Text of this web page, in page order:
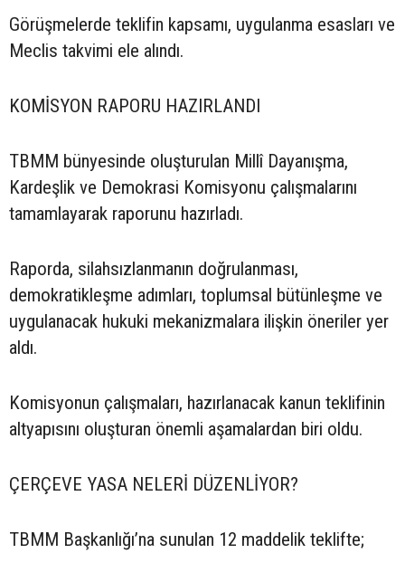
Görüşmelerde teklifin kapsamı, uygulanma esasları ve
Meclis takvimi ele alındı.
KOMİSYON RAPORU HAZIRLANDI
TBMM bünyesinde oluşturulan Millî Dayanışma,
Kardeşlik ve Demokrasi Komisyonu çalışmalarını
tamamlayarak raporunu hazırladı.
Raporda, silahsızlanmanın doğrulanması,
demokratikleşme adımları, toplumsal bütünleşme ve
uygulanacak hukuki mekanizmalara ilişkin öneriler yer
aldı.
Komisyonun çalışmaları, hazırlanacak kanun teklifinin
altyapısını oluşturan önemli aşamalardan biri oldu.
ÇERÇEVE YASA NELERİ DÜZENLİYOR?
TBMM Başkanlığı’na sunulan 12 maddelik teklifte;